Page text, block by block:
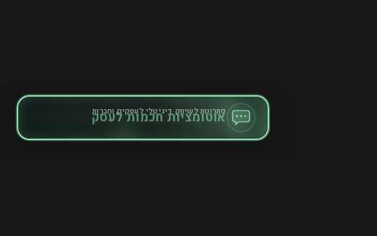
פתרונות לשיווק דיגיטלי לעסקים וחברות
אוטומציות חכמות לעסק